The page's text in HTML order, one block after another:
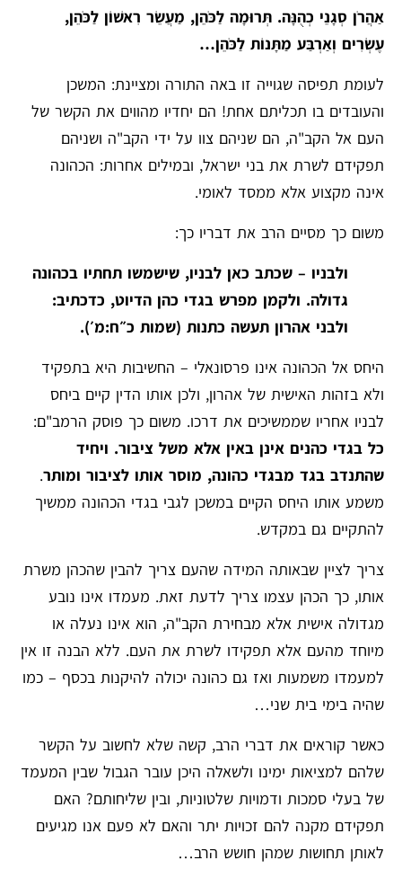
אַהֲרֹן סְגָנֵי כְהֻנָּה. תְּרוּמָה לַכֹּהֵן, מַעֲשֵׂר רִאשׁוֹן לַכֹּהֵן,
עֶשְׂרִים וְאַרְבַּע מַתָּנוֹת לַכֹּהֵן…
לעומת תפיסה שגוייה זו באה התורה ומציינת: המשכן
והעובדים בו תכליתם אחת! הם יחדיו מהווים את הקשר של
העם אל הקב"ה, הם שניהם צוו על ידי הקב"ה ושניהם
תפקידם לשרת את בני ישראל, ובמילים אחרות: הכהונה
אינה מקצוע אלא ממסד לאומי.
משום כך מסיים הרב את דבריו כך:
ולבניו – שכתב כאן לבניו, שישמשו תחתיו בכהונה
גדולה. ולקמן מפרש בגדי כהן הדיוט, כדכתיב:
ולבני אהרון תעשה כתנות (שמות כ״ח:מ׳).
היחס אל הכהונה אינו פרסונאלי – החשיבות היא בתפקיד
ולא בזהות האישית של אהרון, ולכן אותו הדין קיים ביחס
לבניו אחריו שממשיכים את דרכו. משום כך פוסק הרמב"ם:
כל בגדי כהנים אינן באין אלא משל ציבור. ויחיד
שהתנדב בגד מבגדי כהונה, מוסר אותו לציבור ומותר.
משמע אותו היחס הקיים במשכן לגבי בגדי הכהונה ממשיך
להתקיים גם במקדש.
צריך לציין שבאותה המידה שהעם צריך להבין שהכהן משרת
אותו, כך הכהן עצמו צריך לדעת זאת. מעמדו אינו נובע
מגדולה אישית אלא מבחירת הקב"ה, הוא אינו נעלה או
מיוחד מהעם אלא תפקידו לשרת את העם. ללא הבנה זו אין
למעמדו משמעות ואז גם כהונה יכולה להיקנות בכסף – כמו
שהיה בימי בית שני…
כאשר קוראים את דברי הרב, קשה שלא לחשוב על הקשר
שלהם למציאות ימינו ולשאלה היכן עובר הגבול שבין המעמד
של בעלי סמכות ודמויות שלטוניות, ובין שליחותם? האם
תפקידם מקנה להם זכויות יתר והאם לא פעם אנו מגיעים
לאותן תחושות שמהן חושש הרב…